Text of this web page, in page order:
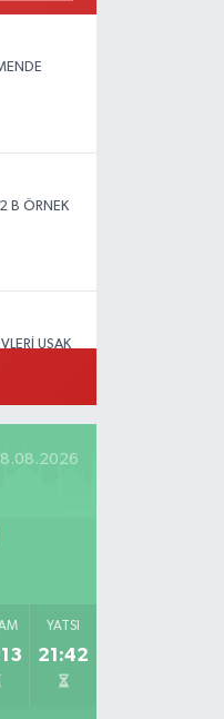
B ÖRNEK
UŞAK
YATSI
21:42